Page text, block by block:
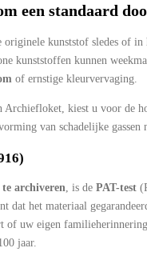
een standaard
originele kunststof sledes of
kunststoffen kunnen
of ernstige kleurvervaging.
Archiefloket, kiest u voor de
van schadelijke gassen
archiveren, is de PAT-test
dat het materiaal
of uw eigen
jaar.